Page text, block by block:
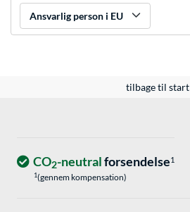
Ansvarlig person i EU
tilbage til start
CO2-neutralforsendelse1
1(gennem kompensation)